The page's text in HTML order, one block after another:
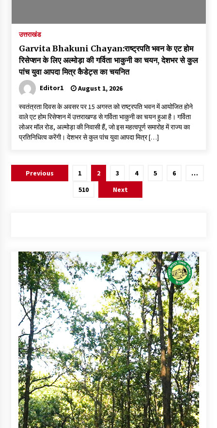
उत्तराखंड
Garvita Bhakuni Chayan:राष्ट्रपति भवन के एट होम
रिसेप्शन के लिए अल्मोड़ा की गर्विता भाकुनी का चयन, देशभर से कुल
पांच युवा आपदा मित्र कैडेट्स का चयनित
Editor1 August 1, 2026
स्वतंत्रता दिवस के अवसर पर 15 अगस्त को राष्ट्रपति भवन में आयोजित होने
वाले एट होम रिसेप्शन में उत्तराखण्ड से गर्विता भाकुनी का चयन हुआ है। गर्विता
लोअर मॉल रोड, अल्मोड़ा की निवासी हैं, जो इस महत्वपूर्ण समारोह में राज्य का
प्रतिनिधित्व करेंगी। देशभर से कुल पांच युवा आपदा मित्र […]
Posts
Previous 1 2 3 4 5 6
…
510
Next